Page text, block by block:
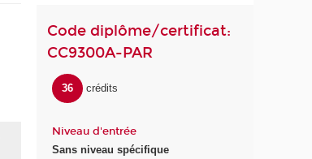
Code diplôme/certificat:
CC9300A-PAR
36 crédits
Niveau d'entrée
Sans niveau spécifique